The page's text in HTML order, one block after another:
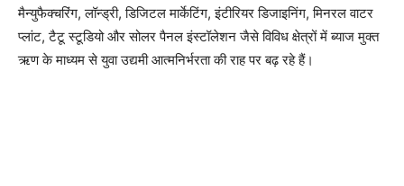
मैन्युफैक्चरिंग, लॉन्ड्री, डिजिटल मार्केटिंग, इंटीरियर डिजाइनिंग, मिनरल वाटर
प्लांट, टैटू स्टूडियो और सोलर पैनल इंस्टॉलेशन जैसे विविध क्षेत्रों में ब्याज मुक्त
ऋण के माध्यम से युवा उद्यमी आत्मनिर्भरता की राह पर बढ़ रहे हैं।